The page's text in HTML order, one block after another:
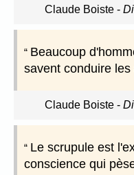
Claude Boiste-
Beaucoup
savent conduire les
Claude Boiste-
Le scrupule est
conscience qui